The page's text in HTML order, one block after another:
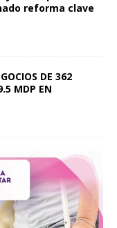
reforma clave
DE 362
MDP EN